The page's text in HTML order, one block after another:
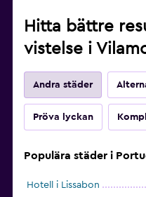
Hitta bättre
vistelse i
Andra städer
Pröva lyckan
Populära städer i
Hotell i Lissabon